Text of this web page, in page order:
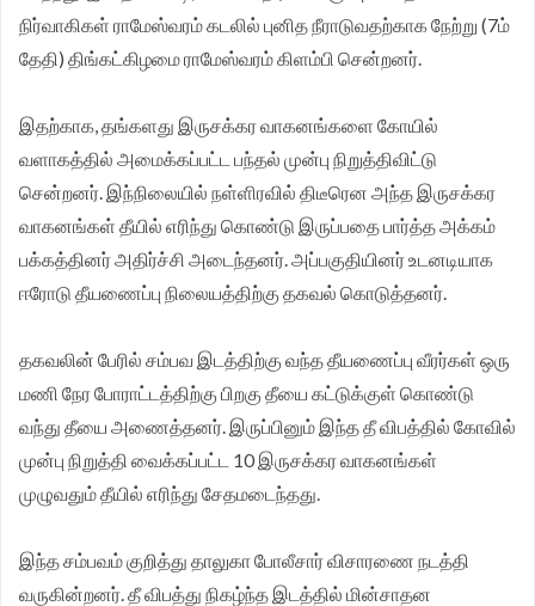
நிர்வாகிகள் ராமேஸ்வரம் கடலில் புனித நீராடுவதற்காக நேற்று (7ம்
தேதி) திங்கட்கிழமை ராமேஸ்வரம் கிளம்பி சென்றனர்.
இதற்காக, தங்களது இருசக்கர வாகனங்களை கோயில்
வளாகத்தில் அமைக்கப்பட்ட பந்தல் முன்பு நிறுத்திவிட்டு
சென்றனர். இந்நிலையில் நள்ளிரவில் திடீரென அந்த இருசக்கர
வாகனங்கள் தீயில் எரிந்து கொண்டு இருப்பதை பார்த்த அக்கம்
பக்கத்தினர் அதிர்ச்சி அடைந்தனர். அப்பகுதியினர் உடனடியாக
ஈரோடு தீயணைப்பு நிலையத்திற்கு தகவல் கொடுத்தனர்.
தகவலின் பேரில் சம்பவ இடத்திற்கு வந்த தீயணைப்பு வீரர்கள் ஒரு
மணி நேர போராட்டத்திற்கு பிறகு தீயை கட்டுக்குள் கொண்டு
வந்து தீயை அணைத்தனர். இருப்பினும் இந்த தீ விபத்தில் கோவில்
முன்பு நிறுத்தி வைக்கப்பட்ட 10 இருசக்கர வாகனங்கள்
முழுவதும் தீயில் எரிந்து சேதமடைந்தது.
இந்த சம்பவம் குறித்து தாலுகா போலீசார் விசாரணை நடத்தி
வருகின்றனர். தீ விபத்து நிகழ்ந்த இடத்தில் மின்சாதன